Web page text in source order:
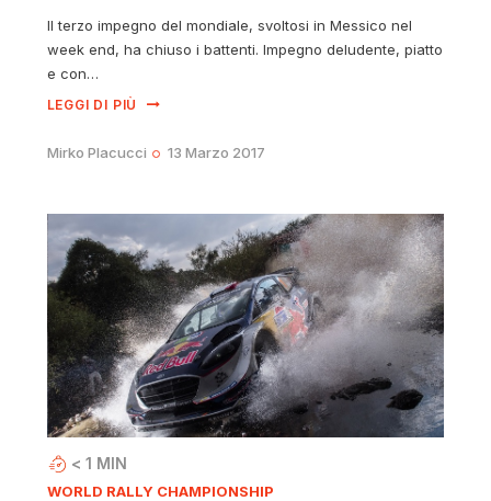
Il terzo impegno del mondiale, svoltosi in Messico nel
week end, ha chiuso i battenti. Impegno deludente, piatto
e con…
LEGGI DI PIÙ
Mirko Placucci 13 Marzo 2017
< 1 MIN
WORLD RALLY CHAMPIONSHIP